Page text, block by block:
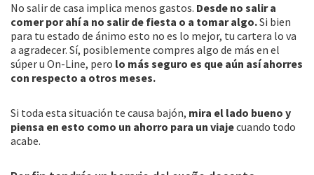
No salir de casa implica menos gastos. Desde no salir a
comer por ahí a no salir de fiesta o a tomar algo.Si bien
para tu estado de ánimo esto no es lo mejor, tu cartera lo va
a agradecer. Sí, posiblemente compres algo de más en el
súper u On-Line, pero lo más seguro es que aún así ahorres
con respecto a otros meses.
Si toda esta situación te causa bajón, mira el lado bueno y
piensa en esto como un ahorro para un viajecuando todo
acabe.